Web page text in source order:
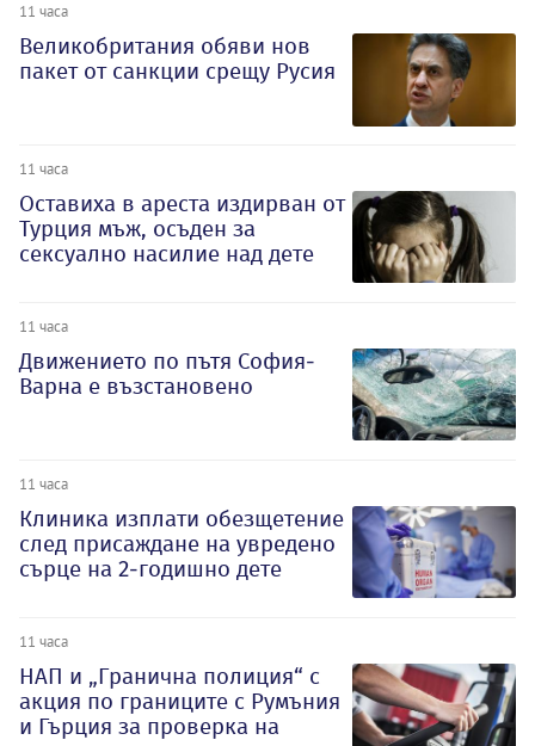
11 часа
Великобритания обяви нов
пакет от санкции срещу Русия
11 часа
Оставиха в ареста издирван от
Турция мъж, осъден за
сексуално насилие над дете
11 часа
Движението по пътя София-
Варна е възстановено
11 часа
Клиника изплати обезщетение
след присаждане на увредено
сърце на 2-годишно дете
11 часа
НАП и „Гранична полиция“ с
акция по границите с Румъния
и Гърция за проверка на